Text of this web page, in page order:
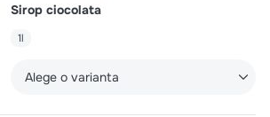
Sirop ciocolata
1l
Alege o varianta